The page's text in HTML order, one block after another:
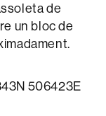
de
un bloc de
506423E